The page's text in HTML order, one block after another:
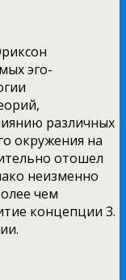
эго-
различных
окружения на
отошел
неизменно
чем
концепции 3.